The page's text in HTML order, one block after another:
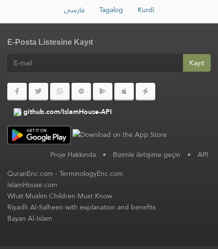
فارسی
Tagalog Kurdî
E-Posta Listesine Kayıt
Kayıt
github.com/IslamHouse-API
Proje Hakkında • Bizimle iletişime geçin • API
QuranEnc.com-TerminologyEnc.com
IslamHouse.com
What Muslim Children Must Know
Riyadh Al-Salheen with explanation and benefits
Bayan Al-Islam